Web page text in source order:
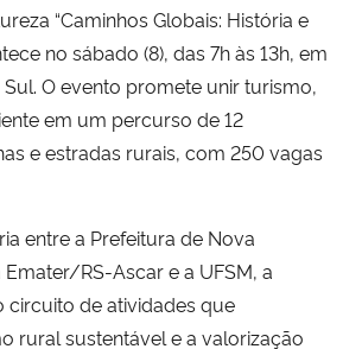
“Caminhos Globais: História e
no sábado (8), das 7h às 13h, em
O evento promete unir turismo,
em um percurso de 12
e estradas rurais, com 250 vagas
entre a Prefeitura de Nova
RS-Ascar e a UFSM, a
circuito de atividades que
rural sustentável e a valorização